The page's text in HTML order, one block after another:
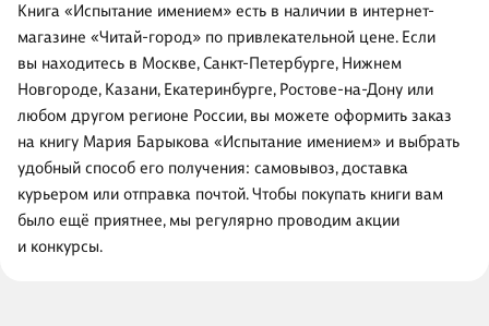
Книга «Испытание имением» есть в наличии в интернет-
магазине «Читай-город» по привлекательной цене. Если
вы находитесь в Москве, Санкт-Петербурге, Нижнем
Новгороде, Казани, Екатеринбурге, Ростове-на-Дону или
любом другом регионе России, вы можете оформить заказ
на книгу Мария Барыкова «Испытание имением» и выбрать
удобный способ его получения: самовывоз, доставка
курьером или отправка почтой. Чтобы покупать книги вам
было ещё приятнее, мы регулярно проводим акции
и конкурсы.